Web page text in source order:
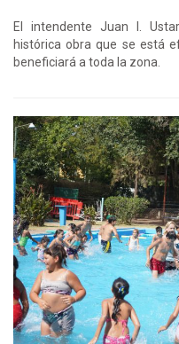
El intendente Juan I.
histórica obra que se está
beneficiará a toda la zona.